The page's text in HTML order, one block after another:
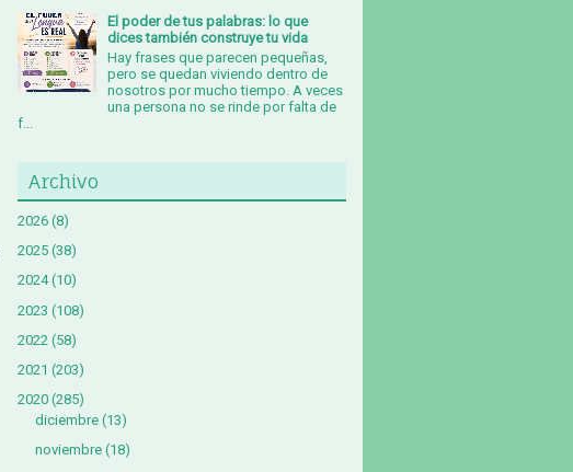
El poder de tus palabras: lo que
dices también construye tu vida
Hay frases que parecen pequeñas,
pero se quedan viviendo dentro de
nosotros por mucho tiempo. A veces
una persona no se rinde por falta de
f...
Archivo
2026 (8)
2025 (38)
2024 (10)
2023 (108)
2022 (58)
2021 (203)
2020 (285)
diciembre (13)
noviembre (18)